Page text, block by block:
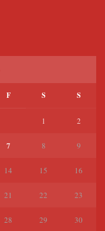
F S S
1 2
7 8 9
14 15 16
21 22 23
28 29 30